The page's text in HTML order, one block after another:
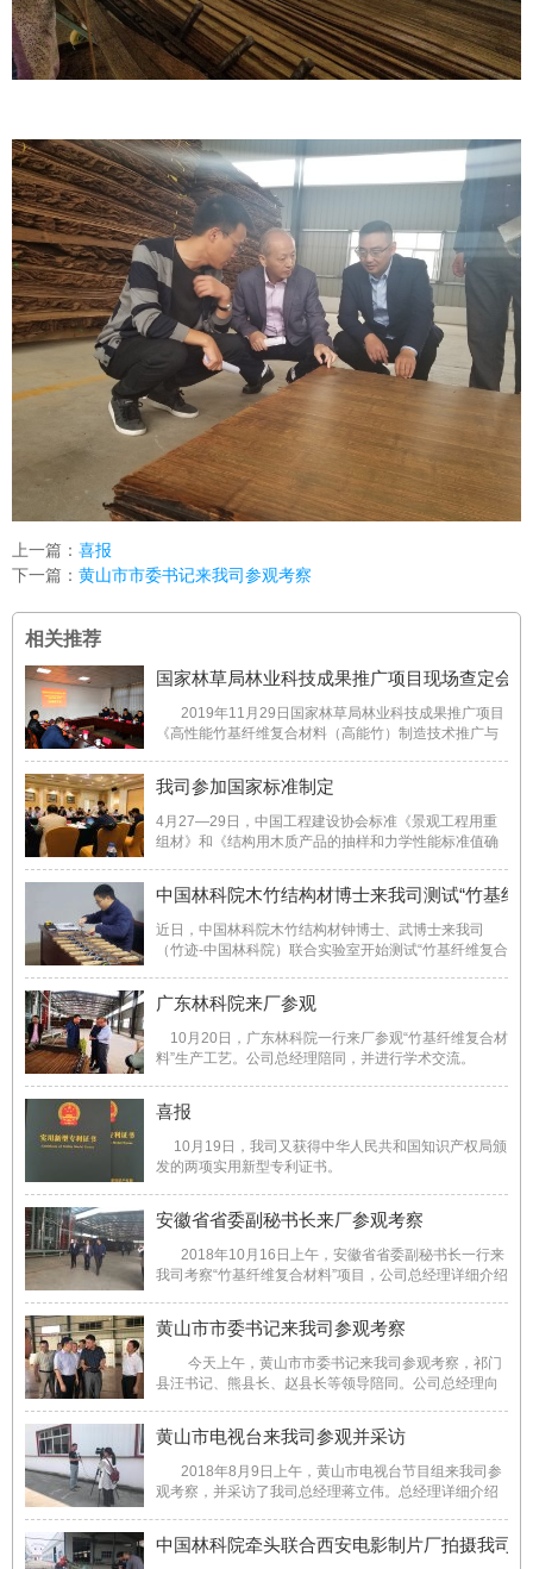
上一篇： 喜报
下一篇： 黄山市市委书记来我司参观考察
相关推荐
国家林草局林业科技成果推广项目现场查定会
2019年11月29日国家林草局林业科技成果推广项目
《高性能竹基纤维复合材料（高能竹）制造技术推广与
来自国家林草局、中国林业科学研究院、南京林业大
学、浙江农林大学的专家及课题负责人参加会议 ...
我司参加国家标准制定
4月27—29日，中国工程建设协会标准《景观工程用重
组材》和《结构用木质产品的抽样和力学性能标准值确
中国林业科学研究院木材工业研究所和安徽竹迹新材料
科技有限公司共同负责起草，旨在响应国家大力发展绿
色建筑的号召，进 ...
中国林科院木竹结构材博士来我司测试“竹基纤
近日，中国林科院木竹结构材钟博士、武博士来我司
（竹迹-中国林科院）联合实验室开始测试“竹基纤维复合
广东林科院来厂参观
10月20日，广东林科院一行来厂参观“竹基纤维复合材
料”生产工艺。公司总经理陪同，并进行学术交流。
喜报
10月19日，我司又获得中华人民共和国知识产权局颁
发的两项实用新型专利证书。
安徽省省委副秘书长来厂参观考察
2018年10月16日上午，安徽省省委副秘书长一行来
我司考察“竹基纤维复合材料”项目，公司总经理详细介绍
用。 ...
黄山市市委书记来我司参观考察
今天上午，黄山市市委书记来我司参观考察，祁门
县汪书记、熊县长、赵县长等领导陪同。公司总经理向
品的性能，当了解到我司生产的“竹基纤维复合材料”性能
达到国际领先时，给予高度 ...
黄山市电视台来我司参观并采访
2018年8月9日上午，黄山市电视台节目组来我司参
观考察，并采访了我司总经理蒋立伟。总经理详细介绍
基纤维复合材料”性能达到国际先进水平。最后总经理表
达很感谢党和政府的关怀，我 ...
中国林科院牵头联合西安电影制片厂拍摄我司